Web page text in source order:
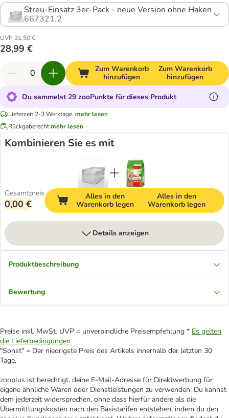
Streu-Einsatz 3er-Pack - neue Version ohne Haken
667321.2
UVP 31,50 €
28,99 €
Zum Warenkorb
hinzufügen
Zum Warenkorb
hinzufügen
Du sammelst 29 zooPunkte für dieses Produkt
Lieferzeit 2-3 Werktage. mehr lesen
Rückgaberechtmehr lesen
Kombinieren Sie es mit
Gesamtpreis
0,00 €
Alles in den
Warenkorb legen
Alles in den
Warenkorb legen
Details anzeigen
Produktbeschreibung
Bewertung
Preise inkl. MwSt. UVP = unverbindliche Preisempfehlung * Es gelten
die Lieferbedingungen
"Sonst" = Der niedrigste Preis des Artikels innerhalb der letzten 30
Tage.
zooplus ist berechtigt, deine E-Mail-Adresse für Direktwerbung für
eigene ähnliche Waren oder Dienstleistungen zu verwenden. Du kannst
dem jederzeit widersprechen, ohne dass hierfür andere als die
Übermittlungskosten nach den Basistarifen entstehen, indem du den